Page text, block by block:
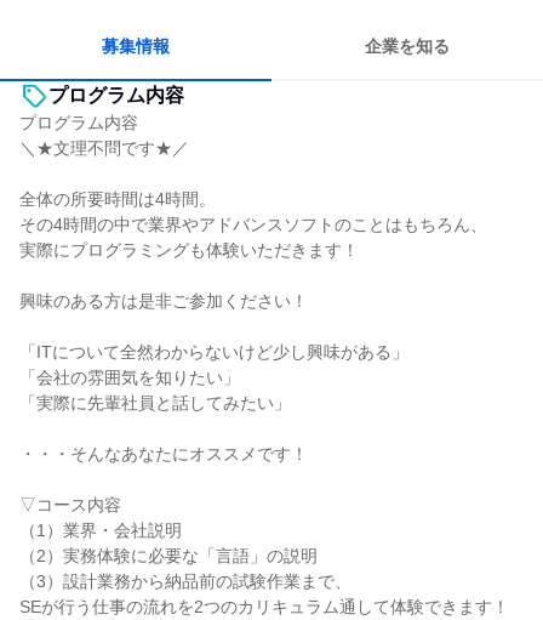
募集情報 企業を知る
プログラム内容
プログラム内容
＼★文理不問です★／
全体の所要時間は4時間。
その4時間の中で業界やアドバンスソフトのことはもちろん、
実際にプログラミングも体験いただきます！
興味のある方は是非ご参加ください！
「ITについて全然わからないけど少し興味がある」
「会社の雰囲気を知りたい」
「実際に先輩社員と話してみたい」
・・・そんなあなたにオススメです！
▽コース内容
（1）業界・会社説明
（2）実務体験に必要な「言語」の説明
（3）設計業務から納品前の試験作業まで、
SEが行う仕事の流れを2つのカリキュラム通して体験できます！